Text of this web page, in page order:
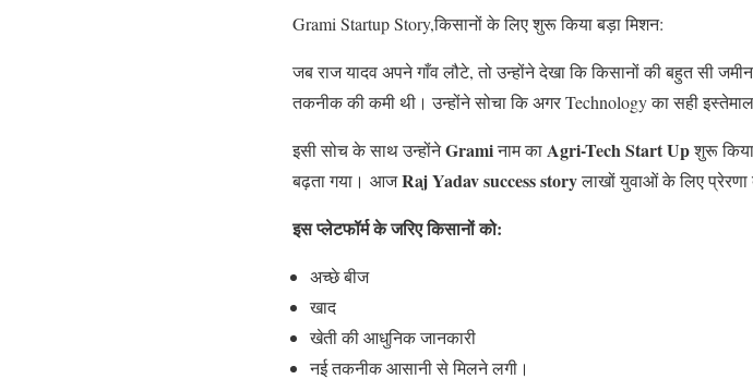
Grami Startup Story,किसानों के लिए शुरू किया बड़ा मिशन:
जब राज यादव अपने गाँव लौटे, तो उन्होंने देखा कि किसानों की बहुत सी
तकनीक की कमी थी। उन्होंने सोचा कि अगर Technology का सही
इसी सोच के साथ उन्होंनेGramiनाम काAgri-TechStart Upशुरू
बढ़ता गया। आजRaj Yadav success storyलाखों युवाओं के लिए
इस प्लेटफॉर्म के जरिए किसानों को:
अच्छे बीज
खाद
खेती की आधुनिक जानकारी
नई तकनीक आसानी से मिलने लगी।